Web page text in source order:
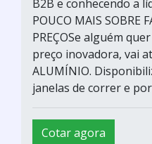
B2B e conhecendo a
POUCO MAIS SOBRE
PREÇOSe alguém
preço inovadora, vai
ALUMÍNIO.
janelas de correr e
Cotar agora